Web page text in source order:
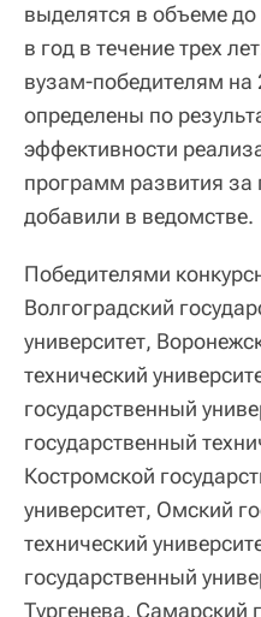
выделятся в объеме
в год в течение трех
вузам-победителям на
определены по
эффективности
программ развития
добавили в ведомстве.
Победителями
Волгоградский
университет,
технический
государственный
государственный
Костромской
университет, Омский
технический
государственный
Тургенева, Самарский